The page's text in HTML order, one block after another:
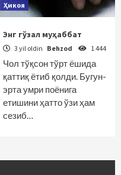
Ҳикоя
Энг гўзал муҳаббат
3 yil oldin Behzod 1 444
Чол тўқсон тўрт ёшида
қаттиқ ётиб қолди. Бугун-
эрта умри поёнига
етишини ҳатто ўзи ҳам
сезиб…